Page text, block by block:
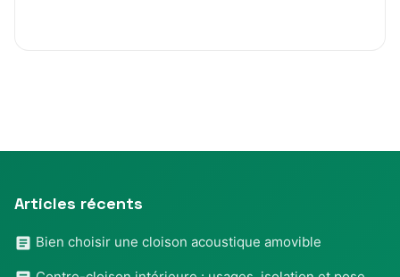
Articles récents
Bien choisir une cloison acoustique amovible